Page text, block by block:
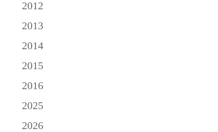
2012
2013
2014
2015
2016
2025
2026